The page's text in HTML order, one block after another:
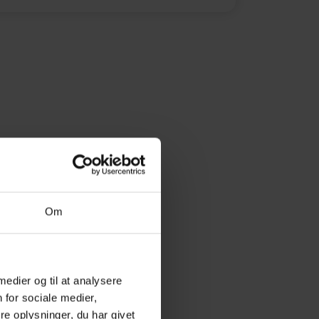
Om
og til at analysere
for sociale medier,
oplysninger, du har givet